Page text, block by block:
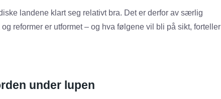
landene klart seg relativt bra. Det er derfor av særlig
reformer er utformet – og hva følgene vil bli på sikt, forteller
under lupen